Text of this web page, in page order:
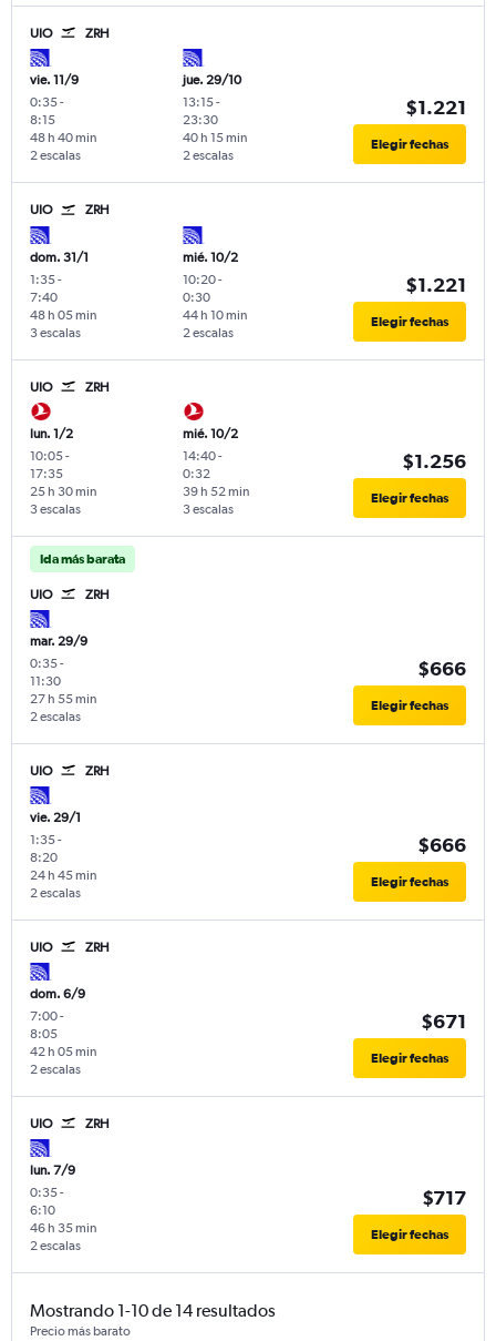
UIO ZRH
vie. 11/9
0:35-
8:15
2 escalas
48 h 40 min
jue. 29/10
13:15-
23:30
2 escalas
40 h 15 min
$1.221
Elegir fechas
UIO ZRH
dom. 31/1
1:35-
7:40
3 escalas
48 h 05 min
mié. 10/2
10:20-
0:30
2 escalas
44 h 10 min
$1.221
Elegir fechas
UIO ZRH
lun. 1/2
10:05-
17:35
3 escalas
25 h 30 min
mié. 10/2
14:40-
0:32
3 escalas
39 h 52 min
$1.256
Elegir fechas
Ida más barata
UIO ZRH
mar. 29/9
0:35-
11:30
2 escalas
27 h 55 min
$666
Elegir fechas
UIO ZRH
vie. 29/1
1:35-
8:20
2 escalas
24 h 45 min
$666
Elegir fechas
UIO ZRH
dom. 6/9
7:00-
8:05
2 escalas
42 h 05 min
$671
Elegir fechas
UIO ZRH
lun. 7/9
0:35-
6:10
2 escalas
46 h 35 min
$717
Elegir fechas
Mostrando 1-10 de 14 resultados
Precio más barato